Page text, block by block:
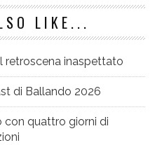
LIKE...
retroscena inaspettato
di Ballando 2026
con quattro giorni di